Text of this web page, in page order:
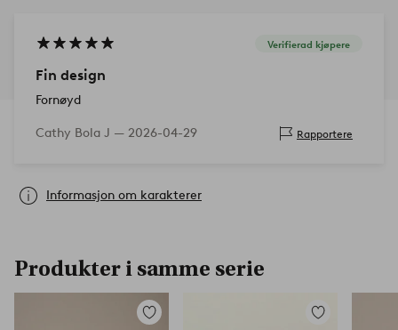
Verifierad kjøpere
Fin design
Fornøyd
Cathy Bola J — 2026-04-29 Rapportere
Informasjon om karakterer
Produkter i samme serie
Legg
Legg